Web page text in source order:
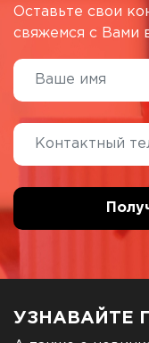
Оставьте свои
свяжемся с Вами
УЗНАВАЙТЕ